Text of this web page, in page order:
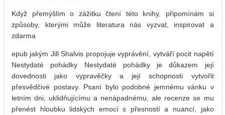
Když přemýšlím o zážitku čtení této knihy, připomínám si
způsoby, kterými může literatura nás vyzvat, inspirovat a
zdarma
epub jakým Jill Shalvis propojuje vyprávění, vytváří pocit napětí
Nestydaté pohádky Nestydaté pohádky je důkazem její
dovednosti jako vypravěčky a její schopnosti vytvořit
přesvědčivé postavy. Psaní bylo podobné jemnému vánku v
letním dni, uklidňujícímu a nenápadnému, ale recenze se mu
přenést hloubku lidských emocí s přesností a nuancí, jako